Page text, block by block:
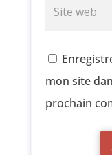
mon site
prochain